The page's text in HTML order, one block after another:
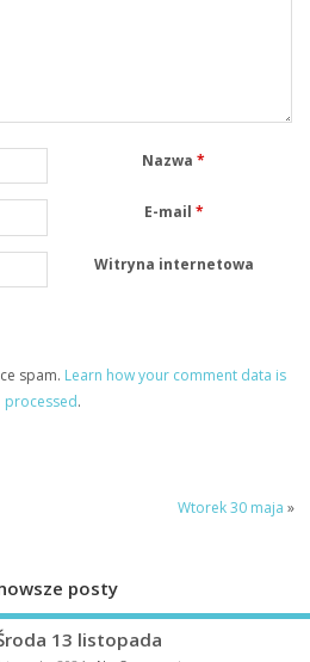
Nazwa*
E-mail *
Witryna internetowa
spam. Learn how your comment data is
processed.
Wtorek 30 maja »
posty
13 listopada